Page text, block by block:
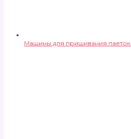
Машины для пришивания паеток